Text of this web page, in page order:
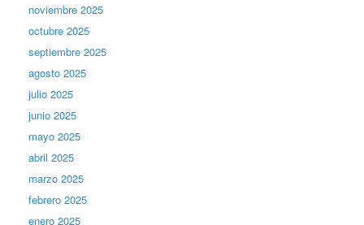
noviembre 2025
octubre 2025
septiembre 2025
agosto 2025
julio 2025
junio 2025
mayo 2025
abril 2025
marzo 2025
febrero 2025
enero 2025